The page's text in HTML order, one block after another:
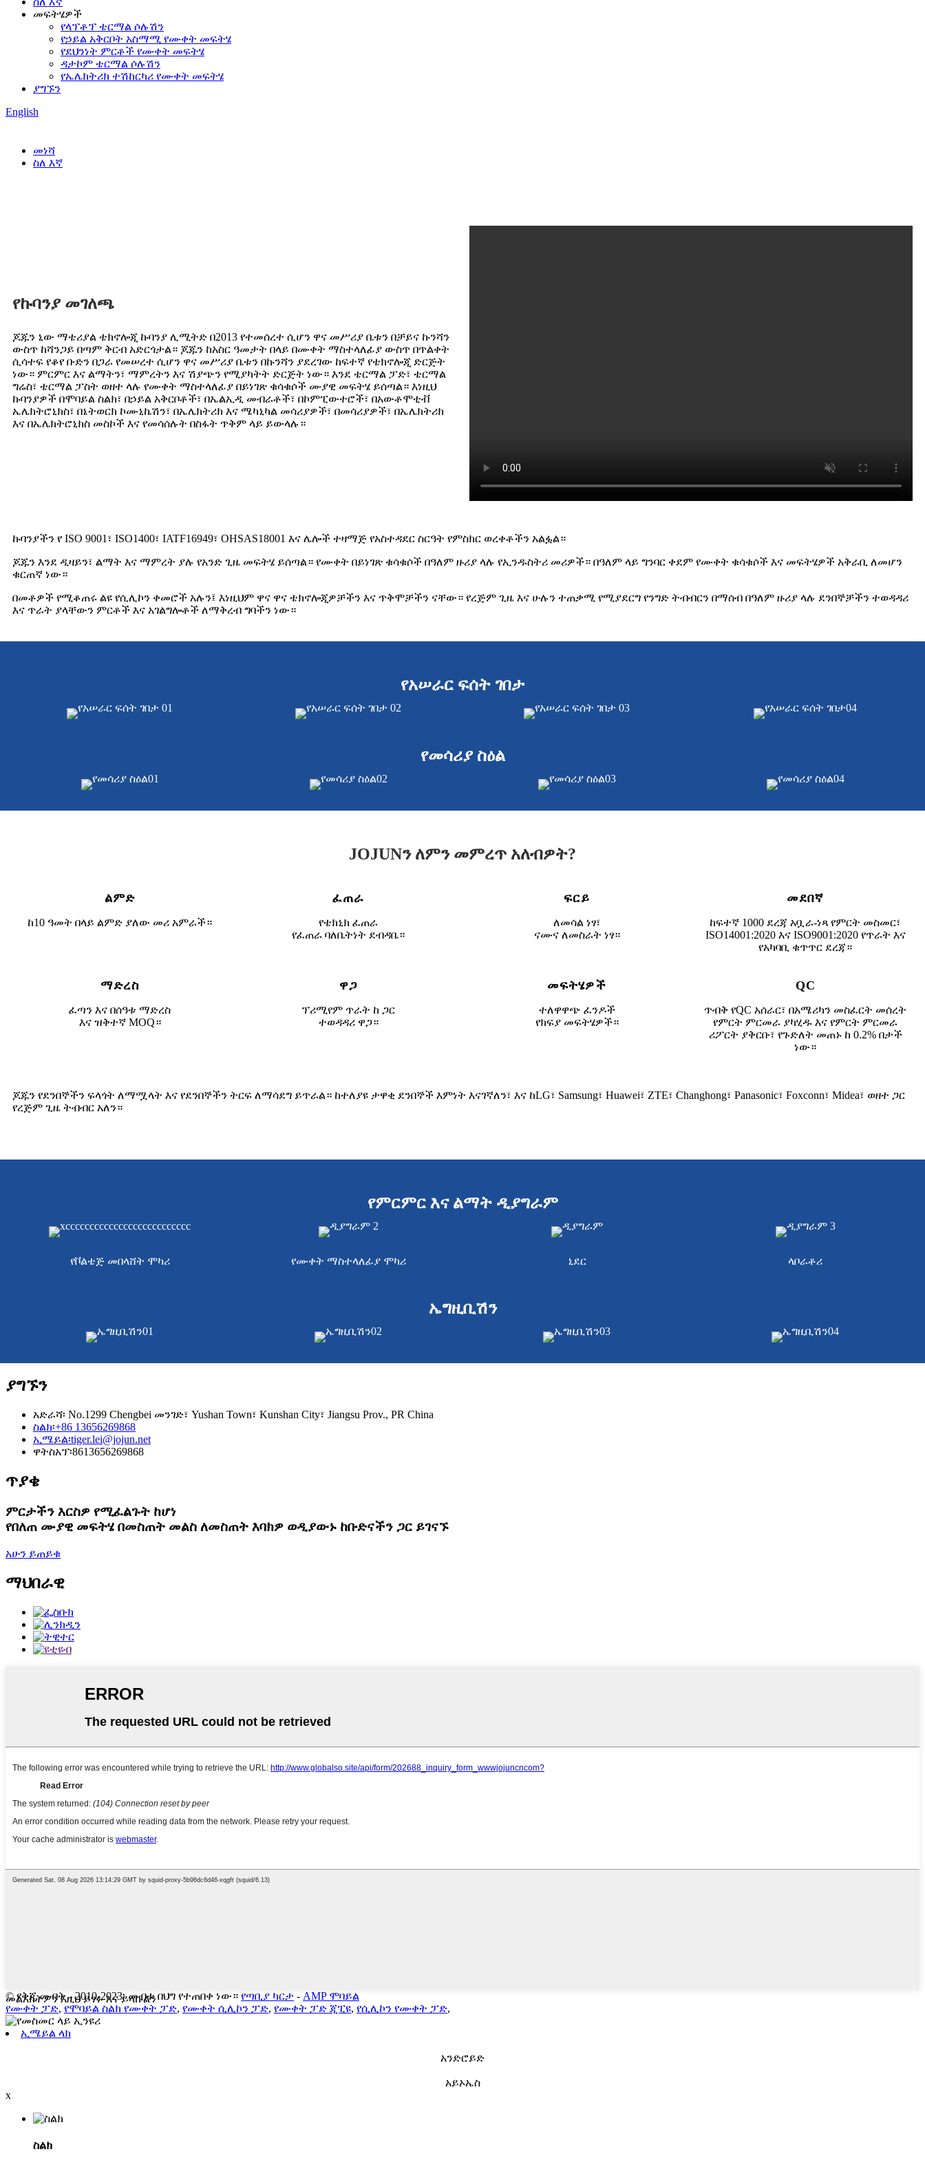
መፍትሄዎች
የላፕቶፕ ቴርማል ሶሉሽን
የኃይል አቅርቦት አስማሚ የሙቀት መፍትሄ
የደህንነት ምርቶች የሙቀት መፍትሄ
ዳታኮም ቴርማል ሶሉሽን
የኤሌክትሪክ ተሽከርካሪ የሙቀት መፍትሄ
ያግኙን
English
መነሻ
ስለ እኛ
የኩባንያ መገለጫ
ጆጁን ኒው ማቴሪያል ቴክኖሎጂ ኩባንያ ሊሚትድ በ2013 የተመሰረተ ሲሆን ዋና መሥሪያ ቤቱን በቻይና ኩንሻን
ውስጥ ከሻንጋይ በጣም ቅርብ አድርጎታል። ጆጁን ከአስር ዓመታት በላይ በሙቀት ማስተላለፊያ ውስጥ በጥልቀት
ሲሳተፍ የቆየ ቡድን በጋራ የመሠረተ ሲሆን ዋና መሥሪያ ቤቱን በኩንሻን ያደረገው ከፍተኛ የቴክኖሎጂ ድርጅት
ነው። ምርምር እና ልማትን፣ ማምረትን እና ሽያጭን የሚያካትት ድርጅት ነው። እንደ ቴርማል ፓድ፣ ቴርማል
ግሬስ፣ ቴርማል ፓስት ወዘተ ላሉ የሙቀት ማስተላለፊያ በይነገጽ ቁሳቁሶች ሙያዊ መፍትሄ ይሰጣል። እነዚህ
ኩባንያዎች በሞባይል ስልክ፣ በኃይል አቅርቦቶች፣ በኤልኢዲ መብራቶች፣ በኮምፒውተሮች፣ በአውቶሞቲቭ
ኤሌክትሮኒክስ፣ በኔትወርክ ኮሙኒኬሽን፣ በኤሌክትሪክ እና ሜካኒካል መሳሪያዎች፣ በመሳሪያዎች፣ በኤሌክትሪክ
እና በኤሌክትሮኒክስ መስኮች እና የመሳሰሉት በስፋት ጥቅም ላይ ይውላሉ።
ኩባንያችን የ ISO 9001፣ ISO1400፣ IATF16949፣ OHSAS18001 እና ሌሎች ተዛማጅ የአስተዳደር ስርዓት የምስክር ወረቀቶችን አልፏል።
ጆጁን እንደ ዲዛይን፣ ልማት እና ማምረት ያሉ የአንድ ጊዜ መፍትሄ ይሰጣል። የሙቀት በይነገጽ ቁሳቁሶች በዓለም ዙሪያ ላሉ የኢንዱስትሪ መሪዎች። በዓለም ላይ ግንባር ቀደም የሙቀት ቁሳቁሶች እና መፍትሄዎች አቅራቢ ለመሆን
ቁርጠኛ ነው።
በመቶዎች የሚቆጠሩ ልዩ የሲሊኮን ቀመሮች አሉን፤ እነዚህም ዋና ዋና ቴክኖሎጂዎቻችን እና ጥቅሞቻችን ናቸው። የረጅም ጊዜ እና ሁሉን ተጠቃሚ የሚያደርግ የንግድ ትብብርን በማሰብ በዓለም ዙሪያ ላሉ ደንበኞቻችን ተወዳዳሪ
እና ጥራት ያላቸውን ምርቶች እና አገልግሎቶች ለማቅረብ ግባችን ነው።
የአሠራር ፍሰት ገበታ
የመሳሪያ ስዕል
JOJUNን ለምን መምረጥ አለብዎት?
ልምድ
ከ10 ዓመት በላይ ልምድ ያለው መሪ አምራች።
ፈጠራ
የቴክኒክ ፈጠራ
የፈጠራ ባለቤትነት ደብዳቤ።
ፍርይ
ለመሳል ነፃ፣
ናሙና ለመስራት ነፃ።
መደበኛ
ከፍተኛ 1000 ደረጃ አቧራ-ነጻ የምርት መስመር፣
ISO14001:2020 እና ISO9001:2020 የጥራት እና
የአካባቢ ቁጥጥር ደረጃ።
ማድረስ
ፈጣን እና በሰዓቱ ማድረስ
እና ዝቅተኛ MOQ።
ዋጋ
ፕሪሚየም ጥራት ከ ጋር
ተወዳዳሪ ዋጋ።
መፍትሄዎች
ተለዋዋጭ ፈንዶች
የክፍያ መፍትሄዎች።
QC
ጥብቅ የQC አሰራር፣ በአሜሪካን መስፈርት መሰረት
የምርት ምርመራ ያካሂዱ እና የምርት ምርመራ
ሪፖርት ያቅርቡ፣ የጉድለት መጠኑ ከ 0.2% በታች
ነው።
ጆጁን የደንበኞችን ፍላጎት ለማሟላት እና የደንበኞችን ትርፍ ለማሳደግ ይጥራል። ከተለያዩ ታዋቂ ደንበኞች እምነት እናገኛለን፣ እና ከLG፣ Samsung፣ Huawei፣ ZTE፣ Changhong፣ Panasonic፣ Foxconn፣ Midea፣ ወዘተ ጋር
የረጅም ጊዜ ትብብር አለን።
የምርምር እና ልማት ዲያግራም
የቮልቴጅ መበላሸት ሞካሪ የሙቀት ማስተላለፊያ ሞካሪ ኒደር ላቦራቶሪ
ኤግዚቢሽን
ያግኙን
አድራሻ፡ No.1299 Chengbei መንገድ፣ Yushan Town፣ Kunshan City፣ Jiangsu Prov., PR China
ስልክ፡+86 13656269868
ኢሜይል፡tiger.lei@jojun.net
ዋትስአፕ፡8613656269868
ጥያቄ
ምርታችን እርስዎ የሚፈልጉት ከሆነ
የበለጠ ሙያዊ መፍትሄ በመስጠት መልስ ለመስጠት እባክዎ ወዲያውኑ ከቡድናችን ጋር ይገናኙ
አሁን ይጠይቁ
ማህበራዊ
መልእክትዎን እዚህ ይፃፉ እና ይላኩልን
© የቅጂ መብት - 2010-2023፡ መብቱ በህግ የተጠበቀ ነው። የጣቢያ ካርታ - AMP ሞባይል
የሙቀት ፓድ, የሞባይል ስልክ የሙቀት ፓድ, የሙቀት ሲሊኮን ፓድ, የሙቀት ፓድ ጂፒዩ, የሲሊኮን የሙቀት ፓድ,
ኢሜይል ላክ
አንድሮይድ
አይኦኤስ
x
ስልክ